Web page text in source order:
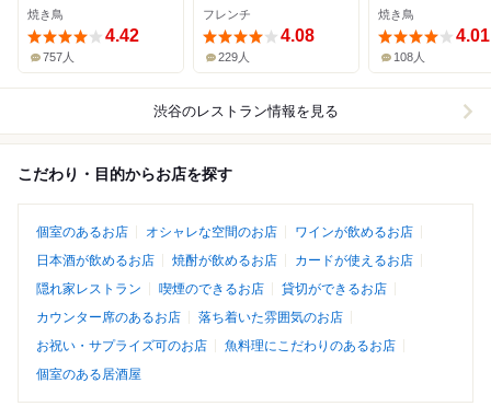
焼き鳥
4.42
757人
フレンチ
4.08
229人
焼き鳥
4.01
108人
渋谷のレストラン情報を見る
こだわり・目的からお店を探す
個室のあるお店 オシャレな空間のお店
ワインが飲めるお店
日本酒が飲めるお店
焼酎が飲めるお店
カードが使えるお店
隠れ家レストラン
喫煙のできるお店
貸切ができるお店
カウンター席のあるお店
落ち着いた雰囲気のお店
お祝い・サプライズ可のお店
魚料理にこだわりのあるお店
個室のある居酒屋